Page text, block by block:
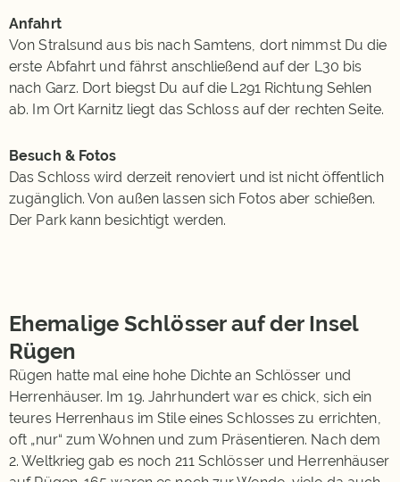
Anfahrt
Von Stralsund aus bis nach Samtens, dort nimmst Du die
erste Abfahrt und fährst anschließend auf der L30 bis
nach Garz. Dort biegst Du auf die L291 Richtung Sehlen
ab. Im Ort Karnitz liegt das Schloss auf der rechten Seite.
Besuch & Fotos
Das Schloss wird derzeit renoviert und ist nicht öffentlich
zugänglich. Von außen lassen sich Fotos aber schießen.
Der Park kann besichtigt werden.
Ehemalige Schlösser auf der Insel
Rügen
Rügen hatte mal eine hohe Dichte an Schlösser und
Herrenhäuser. Im 19. Jahrhundert war es chick, sich ein
teures Herrenhaus im Stile eines Schlosses zu errichten,
oft „nur“ zum Wohnen und zum Präsentieren. Nach dem
2. Weltkrieg gab es noch 211 Schlösser und Herrenhäuser